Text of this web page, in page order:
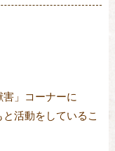
」コーナーに
活動をしているこ